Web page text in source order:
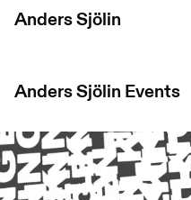
Anders Sjölin
Anders Sjölin Events